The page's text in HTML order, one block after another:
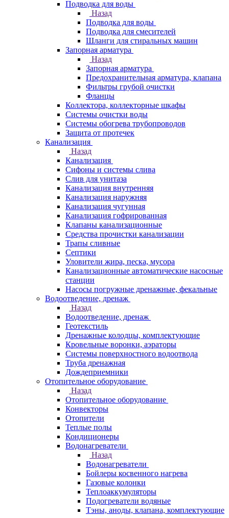
Подводка для воды
Назад
Подводка для воды
Подводка для смесителей
Шланги для стиральных машин
Запорная арматура
Назад
Запорная арматура
Предохранительная арматура, клапана
Фильтры грубой очистки
Фланцы
Коллектора, коллекторные шкафы
Системы очистки воды
Системы обогрева трубопроводов
Защита от протечек
Канализация
Назад
Канализация
Сифоны и системы слива
Слив для унитаза
Канализация внутренняя
Канализация наружняя
Канализация чугунная
Канализация гофрированная
Клапаны канализационные
Средства прочистки канализации
Трапы сливные
Септики
Уловители жира, песка, мусора
Канализационные автоматические насосные
станции
Насосы погружные дренажные, фекальные
Водоотведение, дренаж
Назад
Водоотведение, дренаж
Геотекстиль
Дренажные колодцы, комплектующие
Кровельные воронки, аэраторы
Системы поверхностного водоотвода
Труба дренажная
Дождеприемники
Отопительное оборудование
Назад
Отопительное оборудование
Конвекторы
Отопители
Теплые полы
Кондиционеры
Водонагреватели
Назад
Водонагреватели
Бойлеры косвенного нагрева
Газовые колонки
Теплоаккумуляторы
Подогреватели водяные
Тэны, аноды, клапана, комплектующие